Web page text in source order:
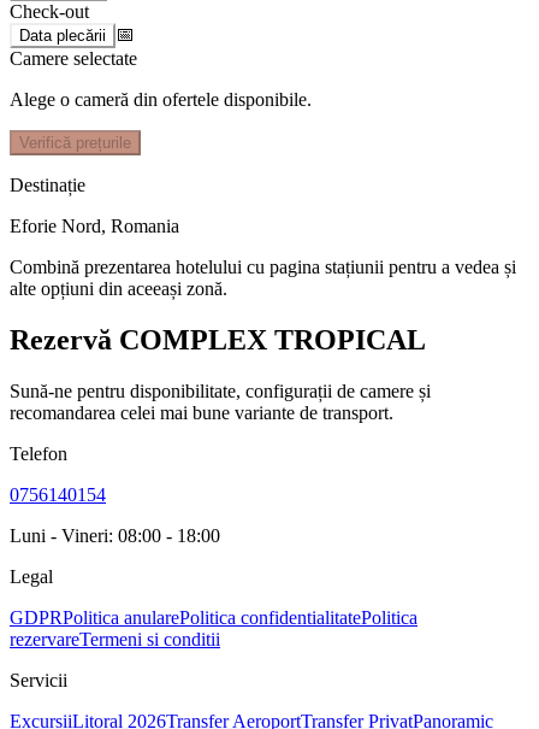
Check-out
Data plecării
📅
Camere selectate
Alege o cameră din ofertele disponibile.
Verifică prețurile
Destinație
Eforie Nord, Romania
Combină prezentarea hotelului cu pagina stațiunii pentru a vedea și
alte opțiuni din aceeași zonă.
Rezervă COMPLEX TROPICAL
Sună-ne pentru disponibilitate, configurații de camere și
recomandarea celei mai bune variante de transport.
Telefon
0756140154
Luni - Vineri: 08:00 - 18:00
Legal
GDPRPolitica anularePolitica confidentialitatePolitica
rezervareTermeni si conditii
Servicii
ExcursiiLitoral 2026Transfer AeroportTransfer PrivatPanoramic